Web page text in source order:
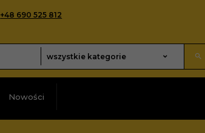
+48 690 525 812
categories_searcher
wszystkie kategorie
Nowości